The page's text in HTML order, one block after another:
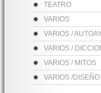
TEATRO
VARIOS
VARIOS /
VARIOS /
VARIOS / MITOS
VARIOS /DISEÑO